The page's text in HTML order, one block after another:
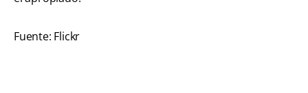
Fuente: Flickr